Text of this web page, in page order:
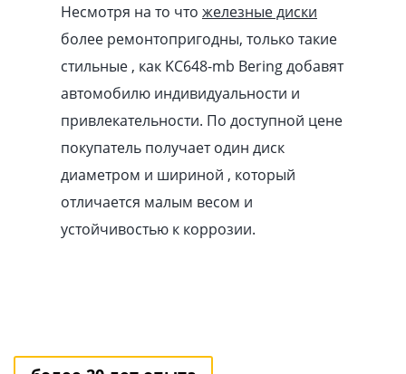
Несмотря на то что железные диски
более ремонтопригодны, только такие
стильные , как KC648-mb Bering добавят
автомобилю индивидуальности и
привлекательности. По доступной цене
покупатель получает один диск
диаметром и шириной , который
отличается малым весом и
устойчивостью к коррозии.